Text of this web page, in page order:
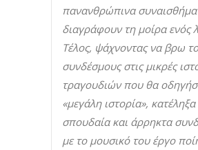
πανανθρώπινα
διαγράφουν τη μοίρα ενός
Τέλος, ψάχνοντας να βρω
συνδέσμους στις μικρές
τραγουδιών που θα
«μεγάλη ιστορία»,
σπουδαία και άρρηκτα
με το μουσικό του έργο